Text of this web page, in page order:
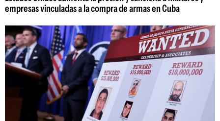
empresas vinculadas a la compra de armas en Cuba